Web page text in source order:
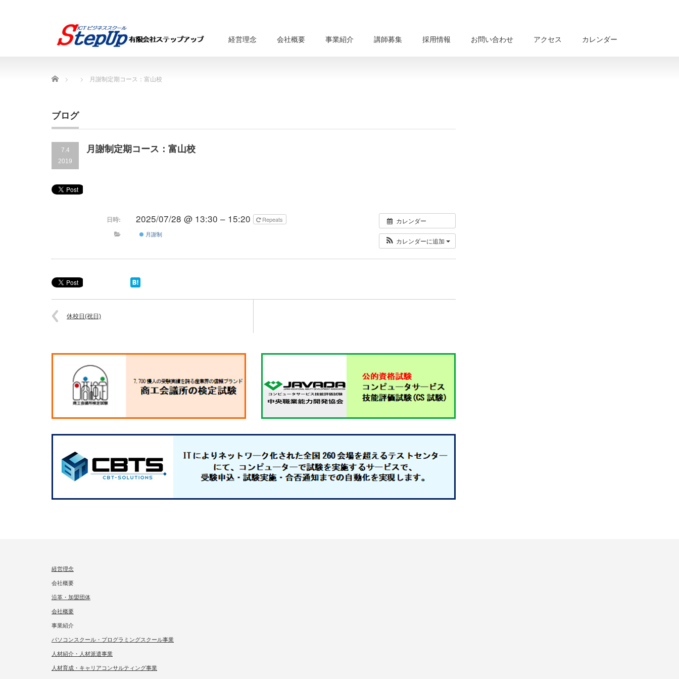
経営理念 会社概要 事業紹介 講師募集 採用情報 お問い合わせ アクセス カレンダー
Home 月謝制定期コース：富山校
ブログ
7.4
2019
月謝制定期コース：富山校
カレンダー
カレンダーに追加
日時: 2025/07/28 @ 13:30 – 15:20
Repeats
月謝制
休校日(祝日)
経営理念
会社概要
沿革・加盟団体
会社概要
事業紹介
パソコンスクール・プログラミングスクール事業
人材紹介・人材派遣事業
人材育成・キャリアコンサルティング事業